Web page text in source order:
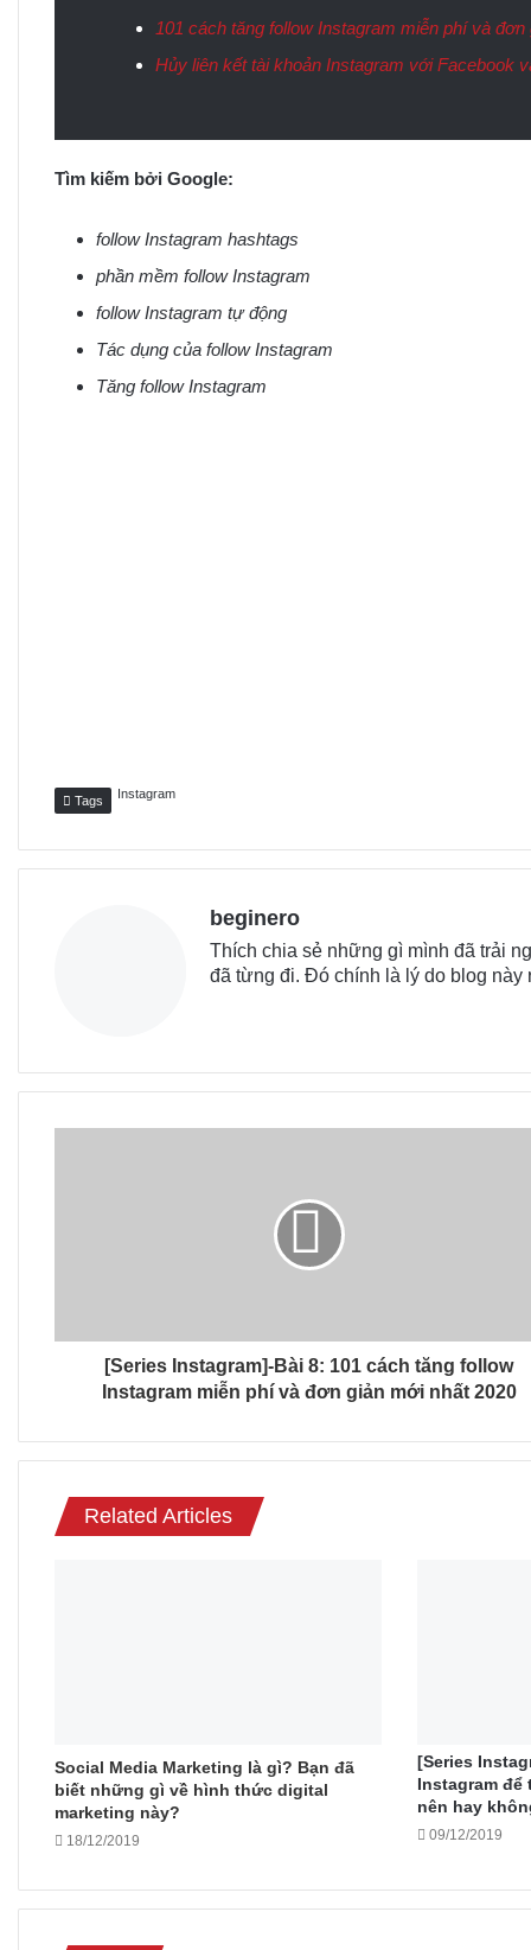
101 cách tăng follow Instagram miễn phí và đơn
Hủy liên kết tài khoản Instagram với Facebook
Tìm kiếm bởi Google:
follow Instagram hashtags
phần mềm follow Instagram
follow Instagram tự động
Tác dụng của follow Instagram
Tăng follow Instagram
Tags Instagram
beginero
Thích chia sẻ những gì mình đã trải
đã từng đi. Đó chính là lý do blog này
[Series Instagram]-Bài 8: 101 cách tăng follow
Instagram miễn phí và đơn giản mới nhất 2020
Related Articles
Social Media Marketing là gì? Bạn đã
biết những gì về hình thức digital
marketing này?
18/12/2019
[Series
Instagram để
nên hay
09/12/2019